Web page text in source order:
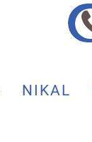
NIKAL